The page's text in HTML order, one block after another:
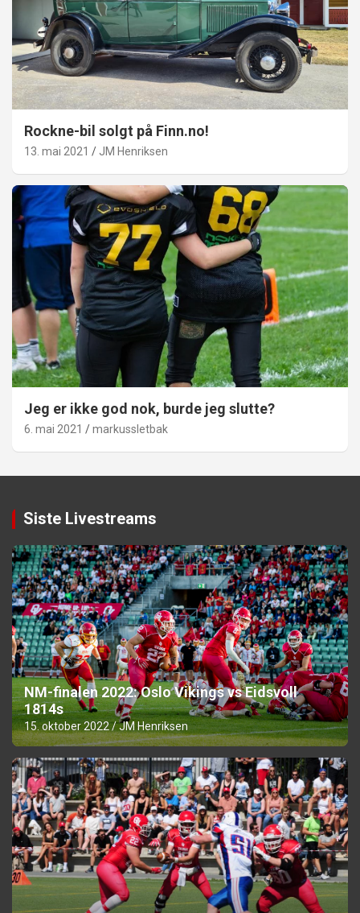
Rockne-bil solgt på Finn.no!
13. mai 2021 JM Henriksen
Jeg er ikke god nok, burde jeg slutte?
6. mai 2021 markussletbak
Siste Livestreams
NM-finalen 2022: Oslo Vikings vs Eidsvoll
1814s
15. oktober 2022 JM Henriksen